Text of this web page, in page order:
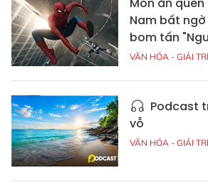
Nam bất
bom tấn
VĂN HÓA - GIẢI TRÍ
Podcast
vỗ
VĂN HÓA - GIẢI TRÍ